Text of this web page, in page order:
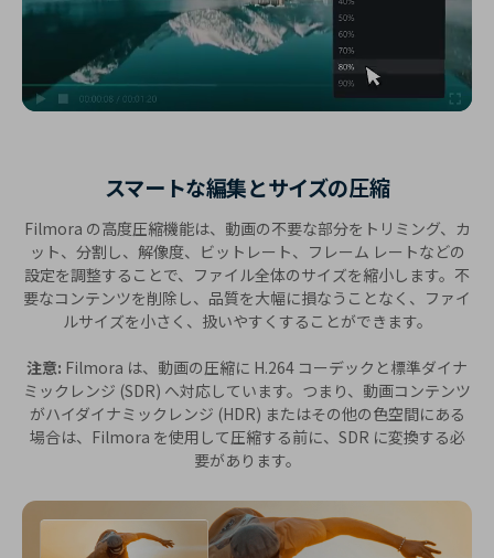
スマートな編集とサイズの圧縮
Filmora の高度圧縮機能は、動画の不要な部分をトリミング、カ
ット、分割し、解像度、ビットレート、フレーム レートなどの
設定を調整することで、ファイル全体のサイズを縮小します。不
要なコンテンツを削除し、品質を大幅に損なうことなく、ファイ
ルサイズを小さく、扱いやすくすることができます。
注意: Filmora は、動画の圧縮に H.264 コーデックと標準ダイナ
ミックレンジ (SDR) へ対応しています。つまり、動画コンテンツ
がハイダイナミックレンジ (HDR) またはその他の色空間にある
場合は、Filmora を使用して圧縮する前に、SDR に変換する必
要があります。